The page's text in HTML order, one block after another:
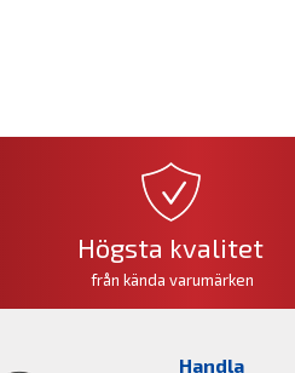
Högsta kvalitet
från kända varumärken
Handla